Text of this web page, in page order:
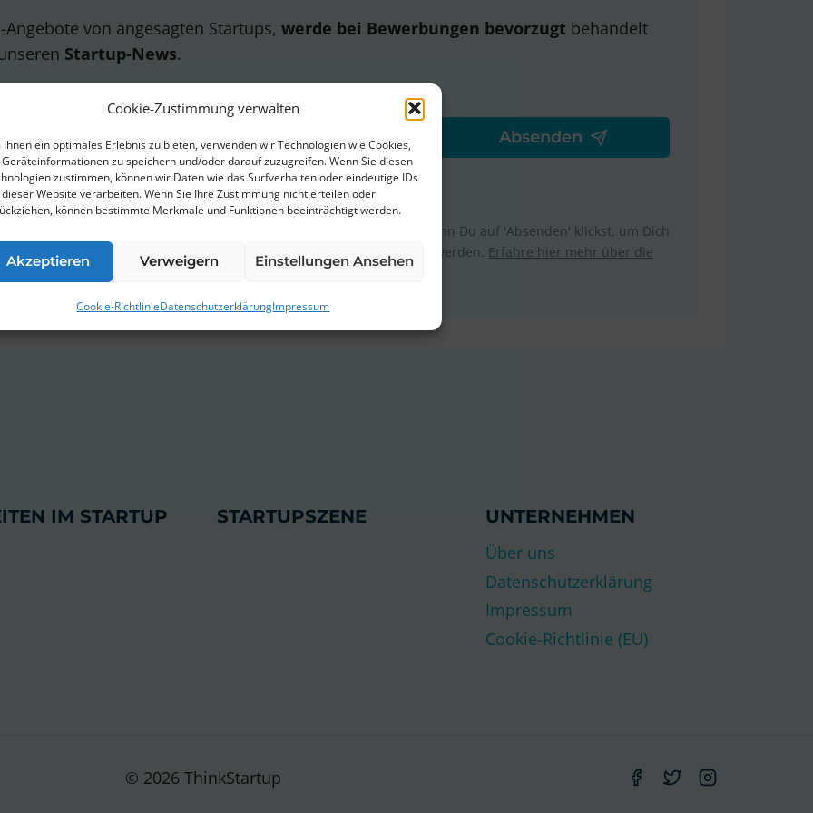
Cookie-Zustimmung verwalten
Ihnen ein optimales Erlebnis zu bieten, verwenden wir Technologien wie Cookies,
Geräteinformationen zu speichern und/oder darauf zuzugreifen. Wenn Sie diesen
zustimmen, können wir Daten wie das Surfverhalten oder eindeutige IDs
Website verarbeiten. Wenn Sie Ihre Zustimmung nicht erteilen oder
können bestimmte Merkmale und Funktionen beeinträchtigt werden.
Akzeptieren Verweigern Einstellungen Ansehen
Cookie-RichtlinieDatenschutzerklärungImpressum
von angesagten Startups, werde bei Bewerbungen bevorzugt behandelt
Startup-News.
von ThinkStartup zu.
Wir verwenden Mailchimp als unsere Marketingplattform. Wenn Du auf 'Absenden' klickst, um Dich
dass deine Daten zur Verarbeitung an MailChimp übermittelt werden.
Erfahre hier mehr über die
Infos findest Du in unsererDatenschutzerklärung .
IM STARTUP STARTUPSZENE
UNTERNEHMEN
Über uns
Datenschutzerklärung
Impressum
Cookie-Richtlinie (EU)
© 2026 ThinkStartup